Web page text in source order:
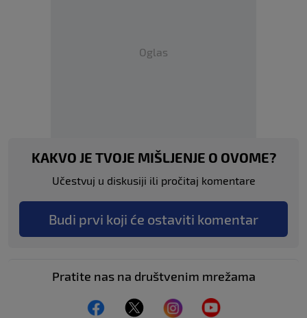
Oglas
KAKVO JE TVOJE MIŠLJENJE O OVOME?
Učestvuj u diskusiji ili pročitaj komentare
Budi prvi koji će ostaviti komentar
Pratite nas na društvenim mrežama